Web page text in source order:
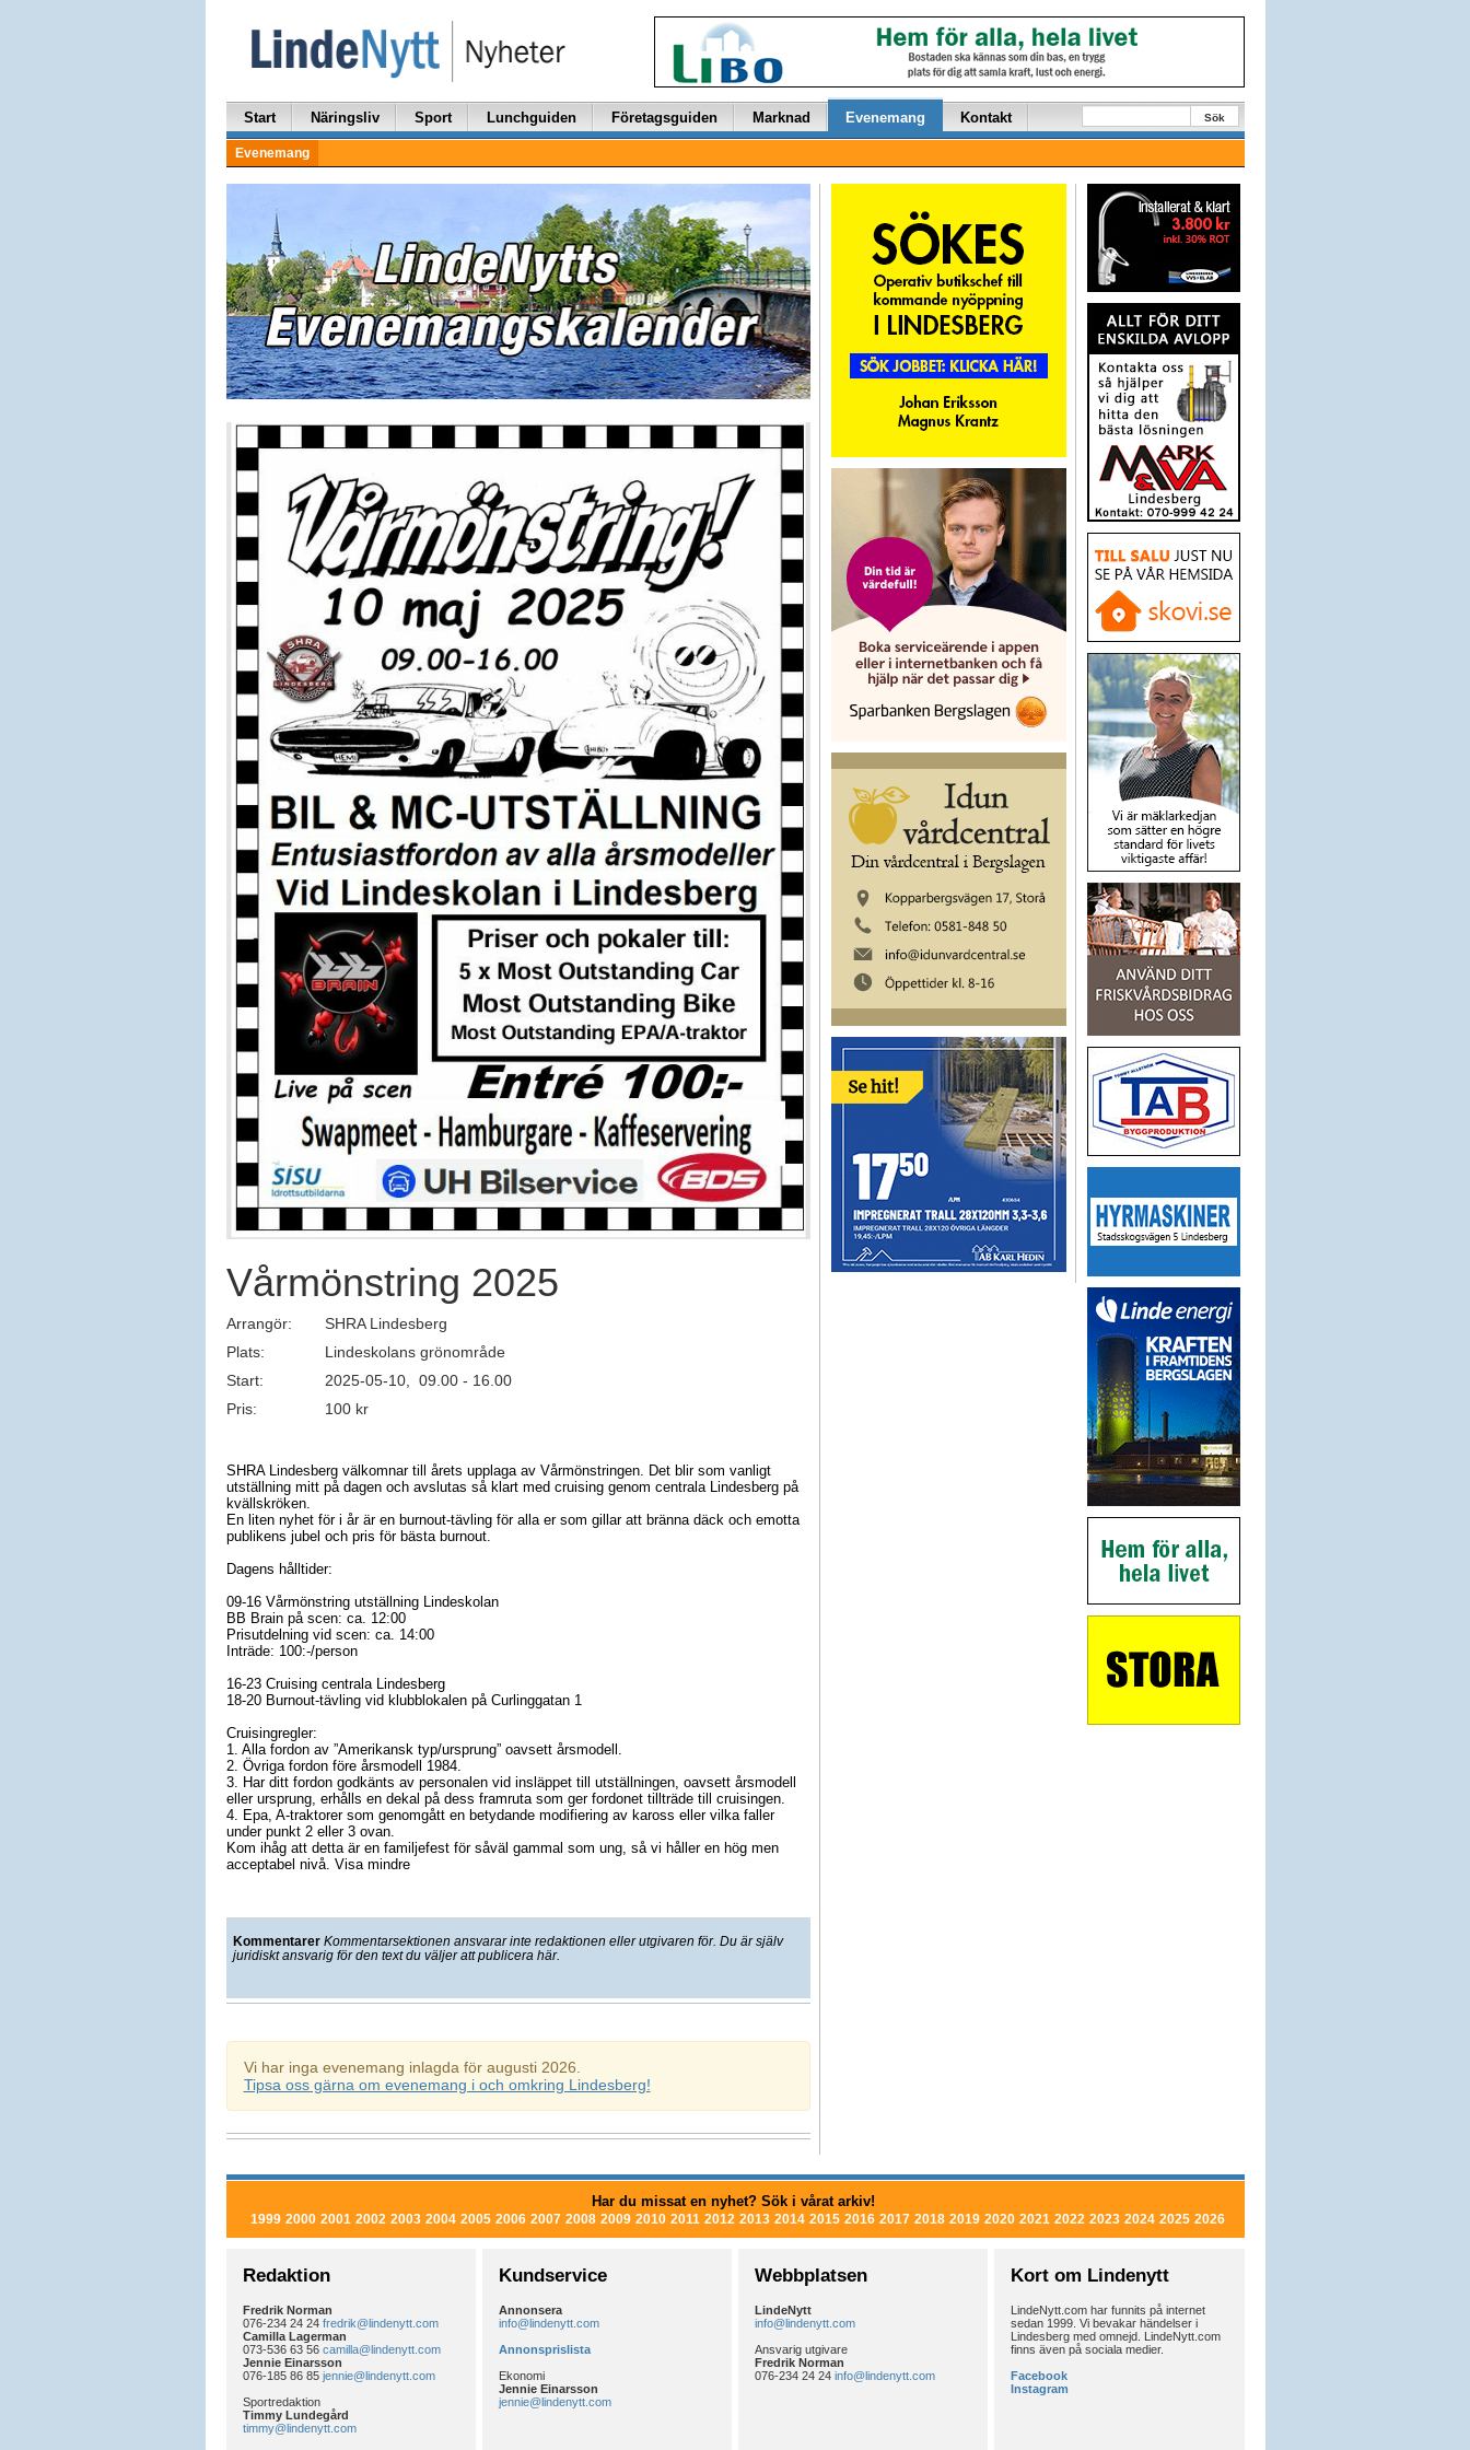
Start Näringsliv Sport Lunchguiden Företagsguiden Marknad Evenemang Kontakt Sök
Evenemang
Vårmönstring 2025
Arrangör:
SHRA Lindesberg
Plats:
Lindeskolans grönområde
Start:
2025-05-10, 09.00 - 16.00
Pris:
100 kr
SHRA Lindesberg välkomnar till årets upplaga av Vårmönstringen. Det blir som vanligt
utställning mitt på dagen och avslutas så klart med cruising genom centrala Lindesberg på
kvällskröken.
En liten nyhet för i år är en burnout-tävling för alla er som gillar att bränna däck och emotta
publikens jubel och pris för bästa burnout.
Dagens hålltider:
09-16 Vårmönstring utställning Lindeskolan
BB Brain på scen: ca. 12:00
Prisutdelning vid scen: ca. 14:00
Inträde: 100:-/person
16-23 Cruising centrala Lindesberg
18-20 Burnout-tävling vid klubblokalen på Curlinggatan 1
Cruisingregler:
1. Alla fordon av ”Amerikansk typ/ursprung” oavsett årsmodell.
2. Övriga fordon före årsmodell 1984.
3. Har ditt fordon godkänts av personalen vid insläppet till utställningen, oavsett årsmodell
eller ursprung, erhålls en dekal på dess framruta som ger fordonet tillträde till cruisingen.
4. Epa, A-traktorer som genomgått en betydande modifiering av kaross eller vilka faller
under punkt 2 eller 3 ovan.
Kom ihåg att detta är en familjefest för såväl gammal som ung, så vi håller en hög men
acceptabel nivå. Visa mindre
Kommentarer Kommentarsektionen ansvarar inte redaktionen eller utgivaren för. Du är själv
juridiskt ansvarig för den text du väljer att publicera här.
Vi har inga evenemang inlagda för augusti 2026.
Tipsa oss gärna om evenemang i och omkring Lindesberg!
Har du missat en nyhet? Sök i vårat arkiv!
1999 2000 2001 2002 2003 2004 2005 2006 2007 2008 2009 2010 2011 2012 2013 2014 2015 2016 2017 2018 2019 2020 2021 2022 2023 2024 2025 2026
Redaktion
Fredrik Norman
076-234 24 24 fredrik@lindenytt.com
Camilla Lagerman
073-536 63 56 camilla@lindenytt.com
Jennie Einarsson
076-185 86 85 jennie@lindenytt.com
Sportredaktion
Timmy Lundegård
timmy@lindenytt.com
Kundservice
Annonsera
info@lindenytt.com
Annonsprislista
Ekonomi
Jennie Einarsson
jennie@lindenytt.com
Webbplatsen
LindeNytt
info@lindenytt.com
Ansvarig utgivare
Fredrik Norman
076-234 24 24 info@lindenytt.com
Kort om Lindenytt
LindeNytt.com har funnits på internet
sedan 1999. Vi bevakar händelser i
Lindesberg med omnejd. LindeNytt.com
finns även på sociala medier.
Facebook
Instagram